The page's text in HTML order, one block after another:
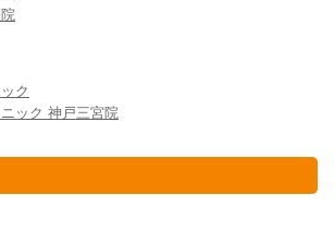
ク
ック 神戸三宮院